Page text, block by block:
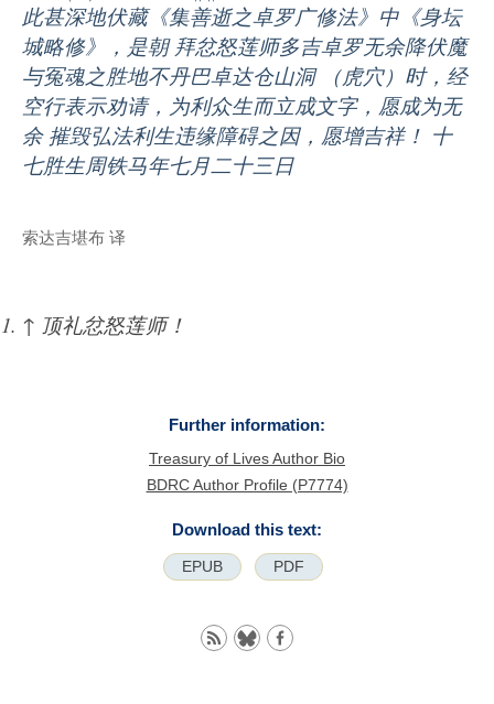
此甚深地伏藏《集善逝之卓罗广修法》中《身坛
城略修》，是朝 拜忿怒莲师多吉卓罗无余降伏魔
与冤魂之胜地不丹巴卓达仓山洞 （虎穴）时，经
空行表示劝请，为利众生而立成文字，愿成为无
余 摧毁弘法利生违缘障碍之因，愿增吉祥！ 十
七胜生周铁马年七月二十三日
索达吉堪布 译
↑ 顶礼忿怒莲师！
Further information:
Treasury of Lives Author Bio
BDRC Author Profile (P7774)
Download this text:
EPUB PDF